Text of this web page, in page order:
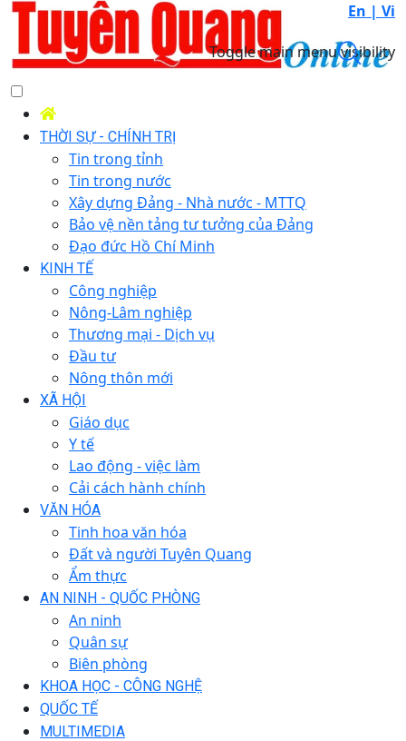
En | Vi
Toggle main menu visibility
THỜI SỰ - CHÍNH TRỊ
Tin trong tỉnh
Tin trong nước
Xây dựng Đảng - Nhà nước - MTTQ
Bảo vệ nền tảng tư tưởng của Đảng
Đạo đức Hồ Chí Minh
KINH TẾ
Công nghiệp
Nông-Lâm nghiệp
Thương mại - Dịch vụ
Đầu tư
Nông thôn mới
XÃ HỘI
Giáo dục
Y tế
Lao động - việc làm
Cải cách hành chính
VĂN HÓA
Tinh hoa văn hóa
Đất và người Tuyên Quang
Ẩm thực
AN NINH - QUỐC PHÒNG
An ninh
Quân sự
Biên phòng
KHOA HỌC - CÔNG NGHỆ
QUỐC TẾ
MULTIMEDIA